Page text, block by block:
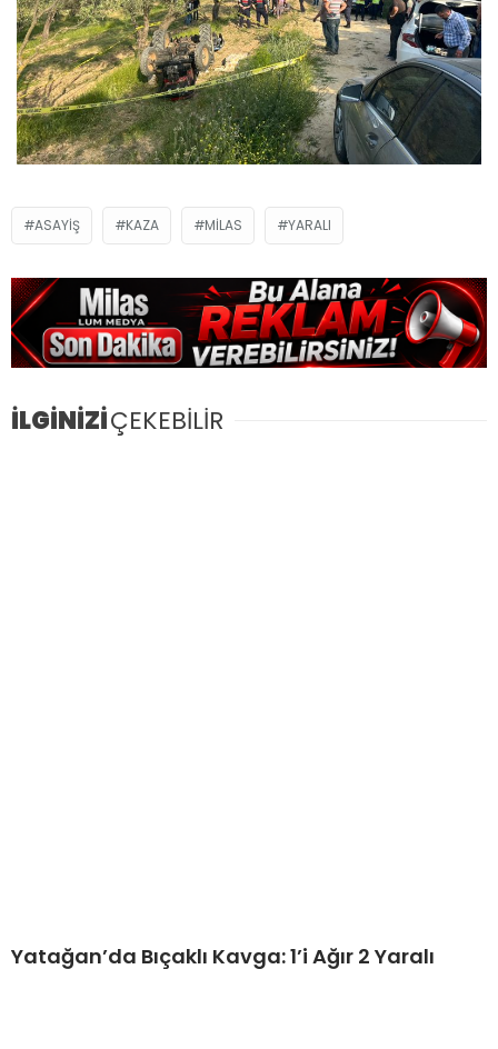
ASAYIŞ KAZA MILAS YARALI
İLGİNİZİÇEKEBİLİR
Yatağan’da Bıçaklı Kavga: 1’i Ağır 2 Yaralı